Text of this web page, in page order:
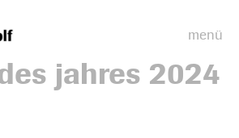
menü
jahres 2024